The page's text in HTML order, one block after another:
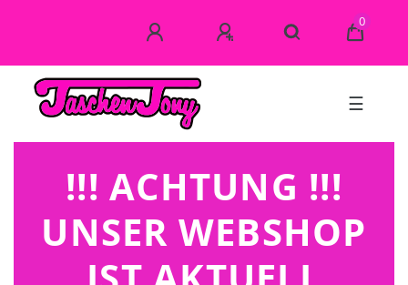
0
☰
!!! ACHTUNG !!!
UNSER WEBSHOP